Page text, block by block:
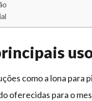
como a lona para
oferecidas para o